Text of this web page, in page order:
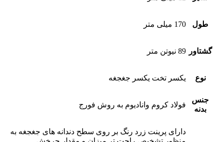
طول 170 میلی متر
گشتاور 89 نیوتن متر
نوع یکسر تخت یکسر جغجغه
جنس
بدنه
فولاد کروم وانادیوم به روش فورج
دارای پرینت زرد رنگ بر روی سطح دندانه های جغجغه به